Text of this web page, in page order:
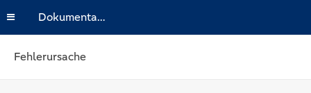
Dokumentation
Fehlerursache